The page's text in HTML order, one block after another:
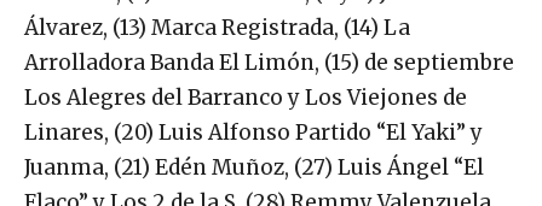
Álvarez, (13) Marca Registrada, (14) La
Arrolladora Banda El Limón, (15) de septiembre
Los Alegres del Barranco y Los Viejones de
Linares, (20) Luis Alfonso Partido “El Yaki” y
Juanma, (21) Edén Muñoz, (27) Luis Ángel “El